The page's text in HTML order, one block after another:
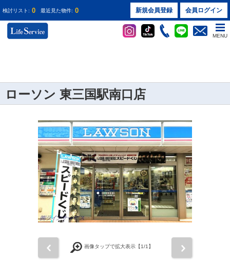
検討リスト: 0 最近見た物件: 0 新規会員登録 会員ログイン
MENU
ローソン 東三国駅南口店
画像タップで拡大表示【1/1】